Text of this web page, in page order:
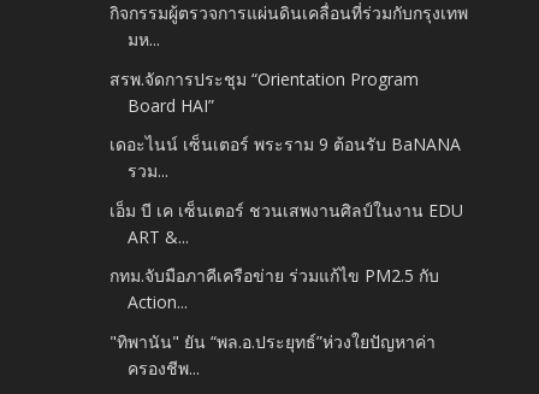
กิจกรรมผู้ตรวจการแผ่นดินเคลื่อนที่ร่วมกับกรุงเทพ
มห...
สรพ.จัดการประชุม “Orientation Program
Board HAI”
เดอะไนน์ เซ็นเตอร์ พระราม 9 ต้อนรับ BaNANA
รวม...
เอ็ม บี เค เซ็นเตอร์ ชวนเสพงานศิลป์ในงาน EDU
ART &...
กทม.จับมือภาคีเครือข่าย ร่วมแก้ไข PM2.5 กับ
Action...
"ทิพานัน" ยัน “พล.อ.ประยุทธ์”ห่วงใยปัญหาค่า
ครองชีพ...